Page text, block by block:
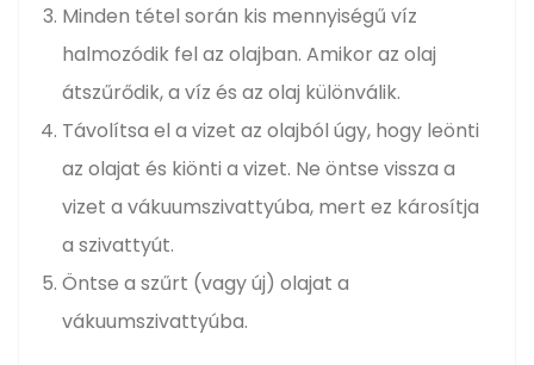
Minden tétel során kis mennyiségű víz
halmozódik fel az olajban. Amikor az olaj
átszűrődik, a víz és az olaj különválik.
Távolítsa el a vizet az olajból úgy, hogy leönti
az olajat és kiönti a vizet. Ne öntse vissza a
vizet a vákuumszivattyúba, mert ez károsítja
a szivattyút.
Öntse a szűrt (vagy új) olajat a
vákuumszivattyúba.